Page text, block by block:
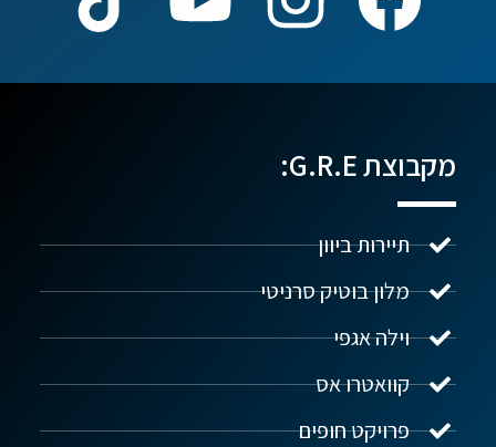
מקבוצת G.R.E:
תיירות ביוון
מלון בוטיק סרניטי
וילה אגפי
קוואטרו אס
פרויקט חופים
נדל"ן ביוון G.R.E
שלום! איך אפשר לעזור?